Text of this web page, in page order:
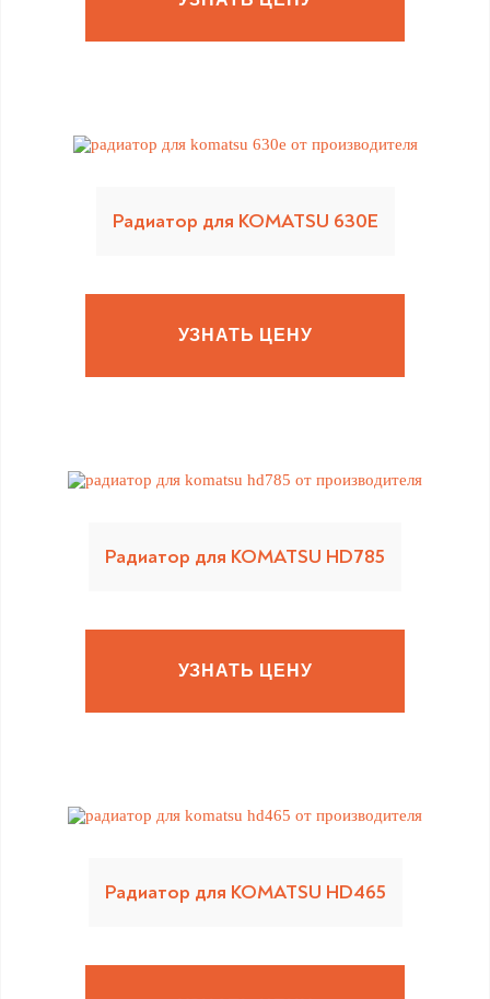
Радиатор для KOMATSU 630E
УЗНАТЬ ЦЕНУ
Радиатор для KOMATSU HD785
УЗНАТЬ ЦЕНУ
Радиатор для KOMATSU HD465